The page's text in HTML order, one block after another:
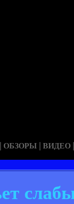
| ОБЗОРЫ | ВИДЕО |